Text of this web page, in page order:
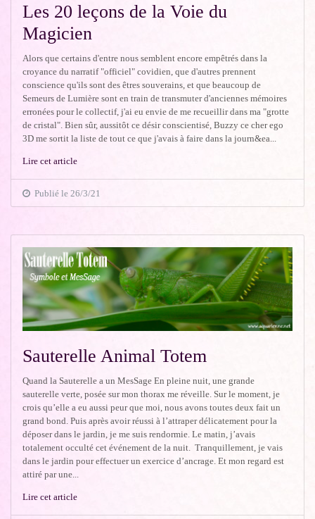
Les 20 leçons de la Voie du
Magicien
Alors que certains d'entre nous semblent encore empêtrés dans la
croyance du narratif "officiel" covidien, que d'autres prennent
conscience qu'ils sont des êtres souverains, et que beaucoup de
Semeurs de Lumière sont en train de transmuter d'anciennes mémoires
erronées pour le collectif, j'ai eu envie de me recueillir dans ma "grotte
de cristal". Bien sûr, aussitôt ce désir conscientisé, Buzzy ce cher ego
3D me sortit la liste de tout ce que j'avais à faire dans la journ&ea...
Lire cet article
Publié le 26/3/21
Sauterelle Animal Totem
Quand la Sauterelle a un MesSage En pleine nuit, une grande
sauterelle verte, posée sur mon thorax me réveille. Sur le moment, je
crois qu’elle a eu aussi peur que moi, nous avons toutes deux fait un
grand bond. Puis après avoir réussi à l’attraper délicatement pour la
déposer dans le jardin, je me suis rendormie. Le matin, j’avais
totalement occulté cet événement de la nuit. Tranquillement, je vais
dans le jardin pour effectuer un exercice d’ancrage. Et mon regard est
attiré par une...
Lire cet article